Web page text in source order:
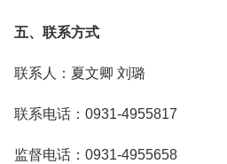
五、联系方式
联系人：夏文卿 刘璐
联系电话：0931-4955817
监督电话：0931-4955658